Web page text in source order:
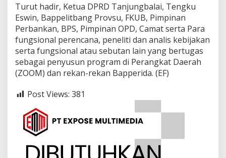
Turut hadir, Ketua DPRD Tanjungbalai, Tengku
Eswin, Bappelitbang Provsu, FKUB, Pimpinan
Perbankan, BPS, Pimpinan OPD, Camat serta Para
fungsional perencana, peneliti dan analis kebijakan
serta fungsional atau sebutan lain yang bertugas
sebagai penyusun program di Perangkat Daerah
(ZOOM) dan rekan-rekan Bapperida. (EF)
Post Views: 381